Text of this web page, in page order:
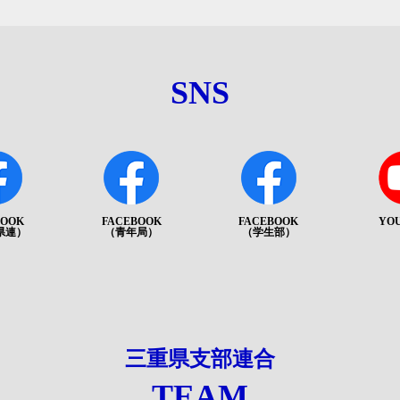
SNS
連）
FACEBOOK
（青年局）
FACEBOOK
（学生部）
三重県支部連合